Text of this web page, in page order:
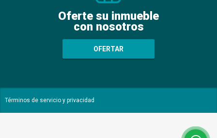
Oferte su inmueble
con nosotros
OFERTAR
Términos de servicio y privacidad